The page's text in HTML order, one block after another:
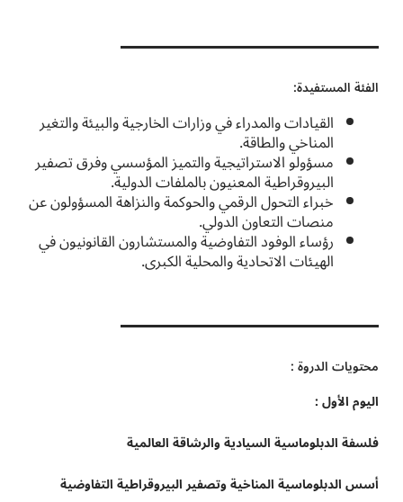
الفئة المستفيدة:
القيادات والمدراء في وزارات الخارجية والبيئة والتغير
المناخي والطاقة.
مسؤولو الاستراتيجية والتميز المؤسسي وفرق تصفير
البيروقراطية المعنيون بالملفات الدولية.
خبراء التحول الرقمي والحوكمة والنزاهة المسؤولون عن
منصات التعاون الدولي.
رؤساء الوفود التفاوضية والمستشارون القانونيون في
الهيئات الاتحادية والمحلية الكبرى.
محتويات الدروة :
اليوم الأول :
فلسفة الدبلوماسية السيادية والرشاقة العالمية
أسس الدبلوماسية المناخية وتصفير البيروقراطية التفاوضية